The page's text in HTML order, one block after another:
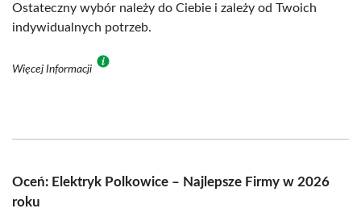
Ostateczny wybór należy do Ciebie i zależy od Twoich
indywidualnych potrzeb.
Więcej Informacji
Oceń: Elektryk Polkowice – Najlepsze Firmy w 2026
roku